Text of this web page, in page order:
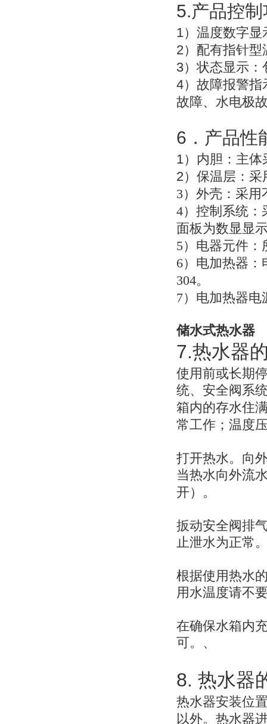
5.产品控
1）温度数字显
2）配有指针型
3）状态显示
4）故障报警
故障、水电极
6 ．产品
1） 内胆：主体
2） 保温层：采
3）外壳：采用
4）控制系统：
面板为数显显
5）电器元件
6）电加热器
304。
7）电加热器
储水式热水器
7.热水器
使用前或长期
统、安全阀系
箱内的存水住
常工作；温度
打开热水。向
当热水向外流
开）。
扳动安全阀排
止泄水为正常
根据使用热水
用水温度请不
在确保水箱内
可。、
8. 热水器
热水器安装位
以外。热水器